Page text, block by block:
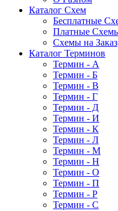
Каталог Схем
Бесплатные
Платные
Схемы на Заказ
Каталог Терминов
Термин - А
Термин - Б
Термин - В
Термин - Г
Термин - Д
Термин - И
Термин - К
Термин - Л
Термин - М
Термин - Н
Термин - О
Термин - П
Термин - Р
Термин - С